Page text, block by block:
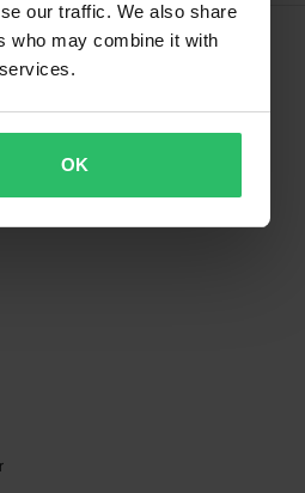
our traffic. We also share
who may combine it with
OK